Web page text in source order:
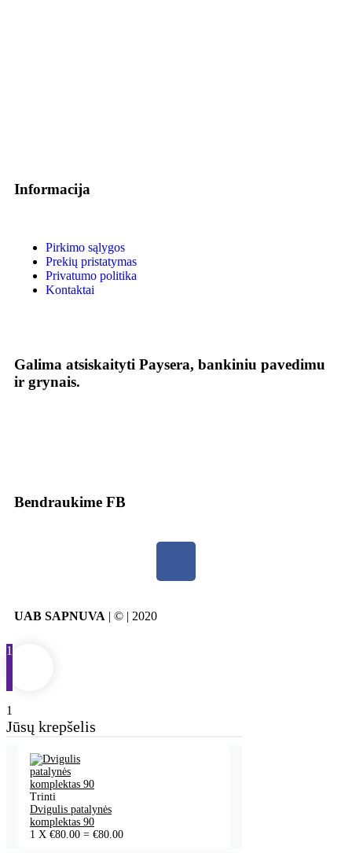
Informacija
Pirkimo sąlygos
Prekių pristatymas
Privatumo politika
Kontaktai
Galima atsiskaityti Paysera, bankiniu pavedimu
ir grynais.
Bendraukime FB
UAB SAPNUVA | © | 2020
1
1
Jūsų krepšelis
Trinti
Dvigulis patalynės
komplektas 90
1 X €80.00 = €80.00